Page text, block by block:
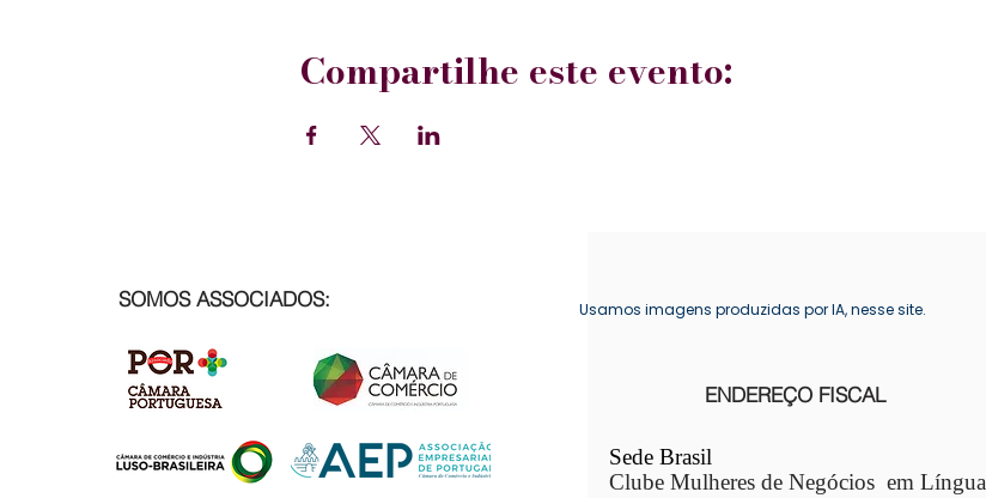
Compartilhe este evento:
SOMOS ASSOCIADOS:
ENDEREÇO FISCAL
Sede Brasil
Clube Mulheres de Negócios em Língua
Usamos imagens produzidas por IA, nesse site.